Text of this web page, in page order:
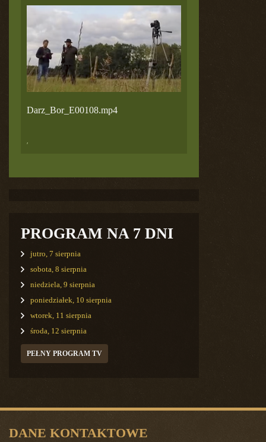
Darz_Bor_E00108.mp4
,
PROGRAM NA 7 DNI
jutro, 7 sierpnia
sobota, 8 sierpnia
niedziela, 9 sierpnia
poniedziałek, 10 sierpnia
wtorek, 11 sierpnia
środa, 12 sierpnia
PEŁNY PROGRAM TV
DANE KONTAKTOWE